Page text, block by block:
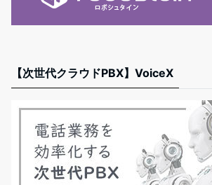
【次世代クラウドPBX】VoiceX